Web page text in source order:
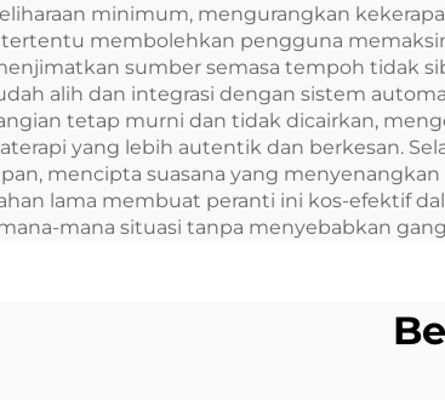
minimum, mengurangkan
membolehkan pengguna
sumber semasa tempoh tidak
alih dan integrasi dengan sistem
tetap murni dan tidak dicairkan,
yang lebih autentik dan berkesan.
mencipta suasana yang
lama membuat peranti ini kos-efektif
mana situasi tanpa menyebabkan